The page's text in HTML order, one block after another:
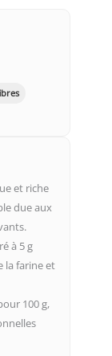
et riche
due aux
à 5 g
la farine et
100 g,